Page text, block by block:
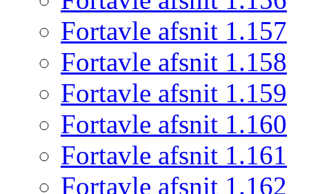
Fortavle afsnit 1.157
Fortavle afsnit 1.158
Fortavle afsnit 1.159
Fortavle afsnit 1.160
Fortavle afsnit 1.161
Fortavle afsnit 1.162